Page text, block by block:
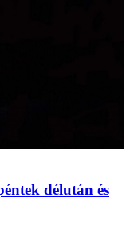
délután és